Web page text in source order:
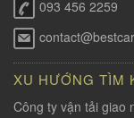
093 456 2259
XU HƯỚNG TÌM
Công ty vận tải giao